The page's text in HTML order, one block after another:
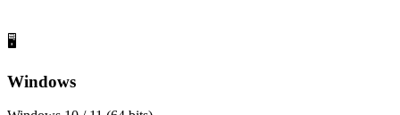
🖥️
Windows